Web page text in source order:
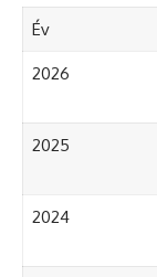
Év
2026
2025
2024